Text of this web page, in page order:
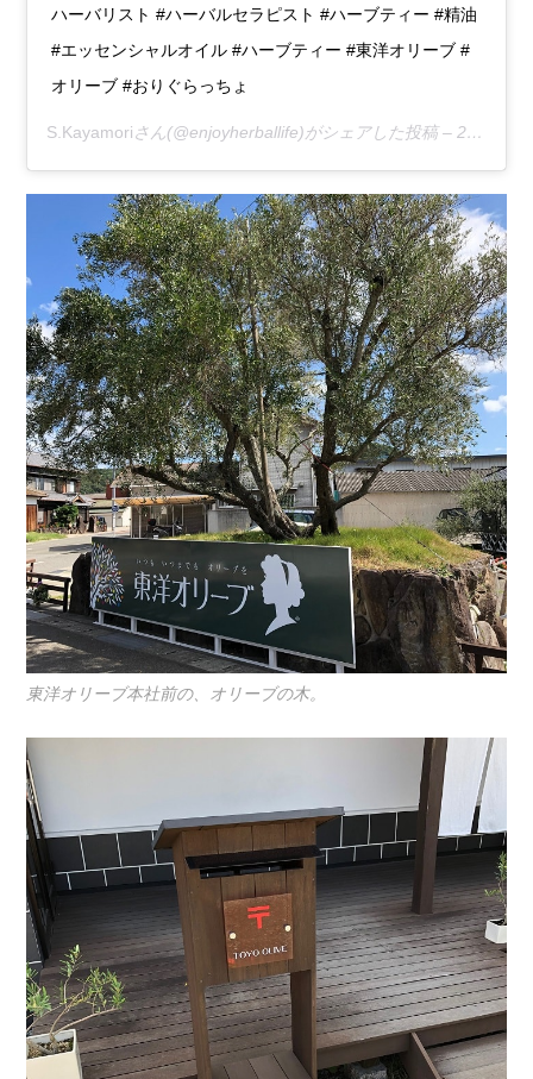
ハーバリスト #ハーバルセラピスト #ハーブティー #精油
#エッセンシャルオイル #ハーブティー #東洋オリーブ #
オリーブ #おりぐらっちょ
S.Kayamoriさん(@enjoyherballife)がシェアした投稿 –2019年10月月8日午後3時53分PDT
東洋オリーブ本社前の、オリーブの木。